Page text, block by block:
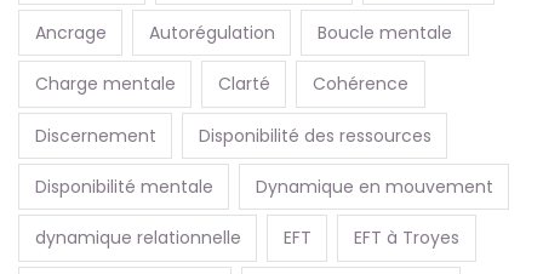
Ancrage Autorégulation Boucle mentale
Charge mentale Clarté Cohérence
Discernement Disponibilité des ressources
Disponibilité mentale Dynamique en mouvement
dynamique relationnelle EFT EFT à Troyes